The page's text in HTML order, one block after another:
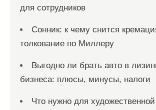
для сотрудников
Сонник: к чему снится
толкование по Миллеру
Выгодно ли брать авто в
бизнеса: плюсы, минусы, налоги
Что нужно для художественной